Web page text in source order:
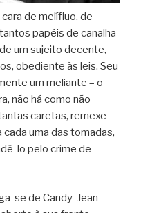
de melífluo, de
papéis de canalha
um sujeito decente,
obediente às leis. Seu
um meliante – o
não há como não
caretas, remexe
uma das tomadas,
lo pelo crime de
se de Candy-Jean